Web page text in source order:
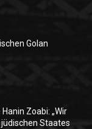
Golan
Zoabi: „Wir
Staates